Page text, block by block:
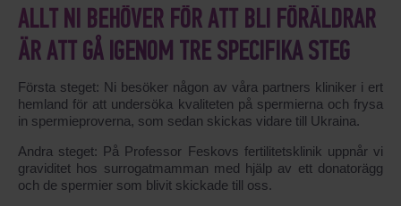
ALLT NI BEHÖVER FÖR ATT BLI FÖRÄLDRAR
ÄR ATT GÅ IGENOM TRE SPECIFIKA STEG
Första steget: Ni besöker någon av våra partners kliniker i ert
hemland för att undersöka kvaliteten på spermierna och frysa
in spermieproverna, som sedan skickas vidare till Ukraina.
Andra steget: På Professor Feskovs fertilitetsklinik uppnår vi
graviditet hos surrogatmamman med hjälp av ett donatorägg
och de spermier som blivit skickade till oss.